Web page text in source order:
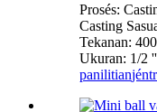
Prosés:
Casting
Tekanan:
Ukuran: 1/2
panilitian